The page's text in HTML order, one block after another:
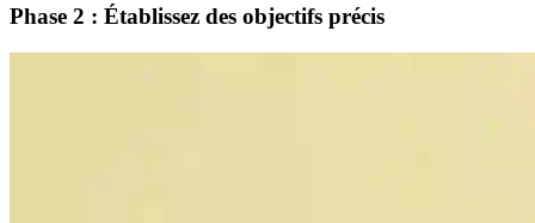
Phase 2 : Établissez des objectifs précis